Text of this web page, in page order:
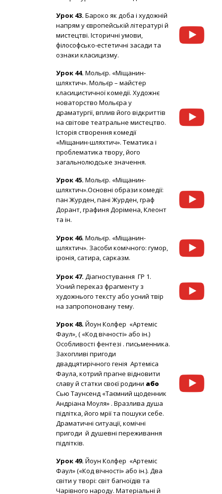
Урок 43. Бароко як доба і художній
напрям у європейській літературі й
мистецтві. Історичні умови,
філософсько-естетичні засади та
ознаки класицизму.
Урок 44. Мольєр. «Міщанин-
шляхтич». Мольєр – майстер
класицистичної комедії. Художнє
новаторство Мольєра у
драматургії, вплив його відкриттів
на світове театральне мистецтво.
Історія створення комедії
«Міщанин-шляхтич». Тематика і
проблематика твору, його
загальнолюдське значення.
Урок 45. Мольєр. «Міщанин-
шляхтич».Основні образи комедії:
пан Журден, пані Журден, граф
Дорант, графиня Дорімена, Клеонт
та ін.
Урок 46. Мольєр. «Міщанин-
шляхтич». Засоби комічного: гумор,
іронія, сатира, сарказм.
Урок 47. Діагностування ГР 1.
Усний переказ фрагменту з
художнього тексту або усний твір
на запропоновану тему.
Урок 48. Йоун Колфер «Артеміс
Фаул», ( «Код вічності» або ін.)
Особливості фентезі . письменника.
Захопливі пригоди
двадцятирічного генія Артеміса
Фаула, котрий прагне відновити
славу й статки своєї родини або
Сью Таунсенд «Таємний щоденник
Андріана Моуля» . Вразлива душа
підлітка, його мрії та пошуки себе.
Драматичні ситуації, комічні
пригоди й душевні переживання
підлітків.
Урок 49. Йоун Колфер «Артеміс
Фаул» («Код вічності» або ін.). Два
світи у творі: світ багноїдів та
Чарівного народу. Матеріальні й